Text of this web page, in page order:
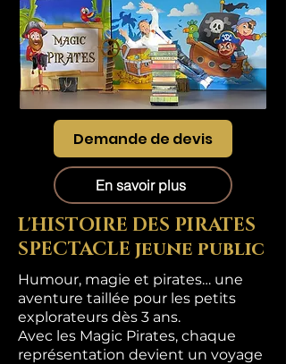
Demande de devis
En savoir plus
L'HISTOIRE DES PIRATES
SPECTACLE jeune public
Humour, magie et pirates… une
aventure taillée pour les petits
explorateurs dès 3 ans.
Avec les Magic Pirates, chaque
représentation devient un voyage